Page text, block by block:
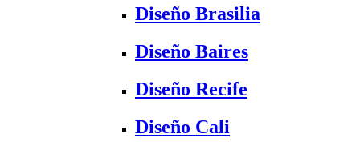
Diseño Brasilia
Diseño Baires
Diseño Recife
Diseño Cali